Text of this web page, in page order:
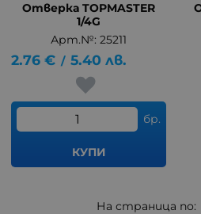
Отверка TOPMASTER
1/4G
Арт.№: 25211
2.76 € / 5.40 лв.
бр.
КУПИ
На страница по: